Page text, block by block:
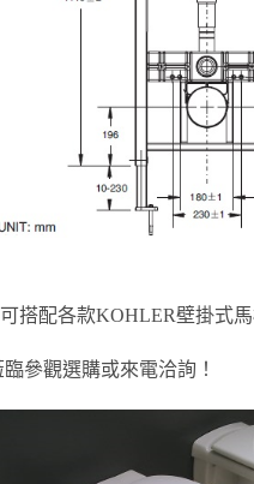
搭配各款KOHLER壁掛式
臨參觀選購或來電洽詢！